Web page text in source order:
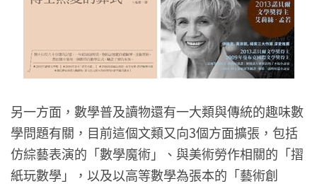
另一方面，數學普及讀物還有一大類與傳統的趣味數
學問題有關，目前這個文類又向3個方面擴張，包括
仿綜藝表演的「數學魔術」、與美術勞作相關的「摺
紙玩數學」，以及以高等數學為張本的「藝術創